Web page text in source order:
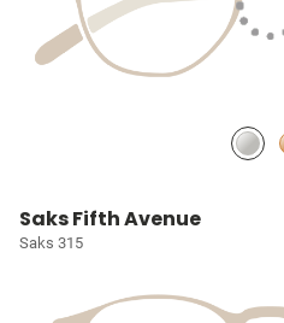
Saks Fifth Avenue
Saks 315